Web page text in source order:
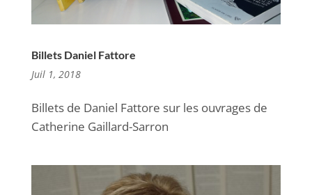
Billets Daniel Fattore
Juil 1, 2018
Billets de Daniel Fattore sur les ouvrages de
Catherine Gaillard-Sarron